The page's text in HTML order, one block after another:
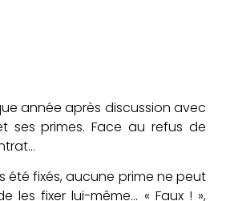
année après discussion avec
ses primes. Face au refus de
été fixés, aucune prime ne peut
les fixer lui-même… « Faux ! »,